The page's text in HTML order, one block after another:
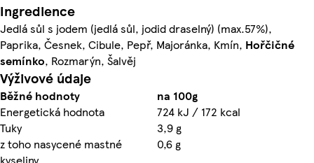
Ingredience
Jedlá sůl s jodem (jedlá sůl, jodid draselný) (max.57%),
Paprika, Česnek, Cibule, Pepř, Majoránka, Kmín, Hořčičné
semínko, Rozmarýn, Šalvěj
Výživové údaje
Běžné hodnoty
na 100g
Energetická hodnota
724 kJ / 172 kcal
Tuky
3,9 g
z toho nasycené mastné
kyseliny
0,6 g